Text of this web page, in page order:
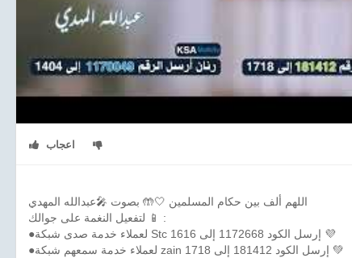
اعجاب
اللهم ألف بين حكام المسلمين 🤍🤲 بصوت 🎤عبدالله المهدي
لتفعيل النغمة على جوالك 📱 :
●لعملاء خدمة صدى شبكة Stc إرسل الكود 1172668 إلى 1616 💜
●لعملاء خدمة سمعهم شبكة zain إرسل الكود 181412 إلى 1718 💚